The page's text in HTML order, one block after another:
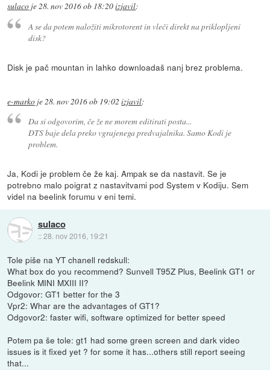
sulaco je28. nov 2016 ob 18:20izjavil:
A se da potem naložiti mikrotorent in vleči direkt na priklopljeni
disk?
Disk je pač mountan in lahko downloadaš nanj brez problema.
e-marko je28. nov 2016 ob 19:02 izjavil:
Da si odgovorim, če že ne morem editirati posta...
DTS baje dela preko vgrajenega predvajalnika. Samo Kodi je
problem.
Ja, Kodi je problem če že kaj. Ampak se da nastavit. Se je
potrebno malo poigrat z nastavitvami pod System v Kodiju. Sem
videl na beelink forumu v eni temi.
sulaco
::28. nov 2016, 19:21
Tole piše na YT chanell redskull:
What box do you recommend? Sunvell T95Z Plus, Beelink GT1 or
Beelink MINI MXIII II?
Odgovor: GT1 better for the 3
Vpr2: Whar are the advantages of GT1?
Odgovor2: faster wifi, software optimized for better speed
Potem pa še tole: gt1 had some green screen and dark video
issues is it fixed yet ? for some it has...others still report seeing
that...